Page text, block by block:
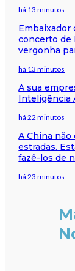
há 13 minutos
Embaixador
concerto de
vergonha
há 13 minutos
A sua
Inteligência
há 22 minutos
A China não
estradas.
fazê-los de
há 23 minutos